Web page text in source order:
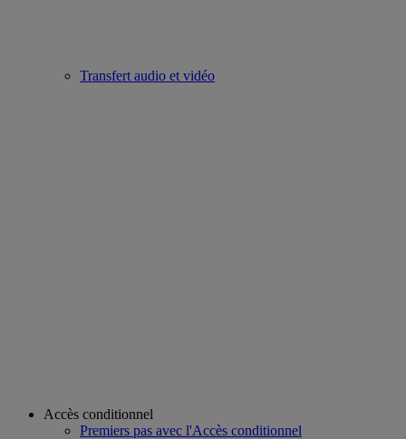
Transfert audio et vidéo
Accès conditionnel
Premiers pas avec l'Accès conditionnel